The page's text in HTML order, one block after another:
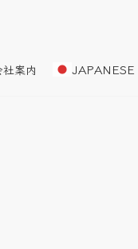
社案内 JAPANESE